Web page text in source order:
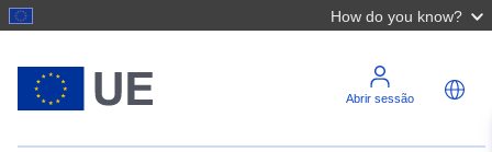
How do you know?
Abrir sessão